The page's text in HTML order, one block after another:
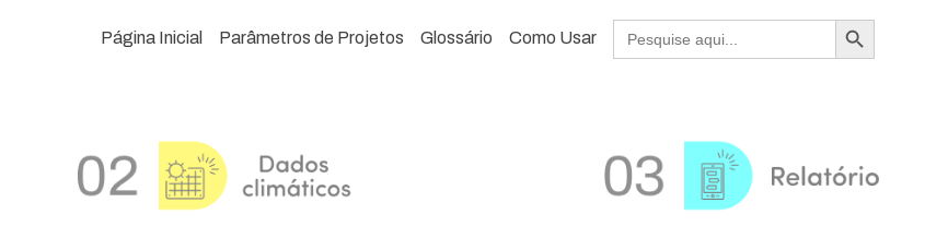
Página Inicial Parâmetros de Projetos Glossário Como Usar
Search
Search Button